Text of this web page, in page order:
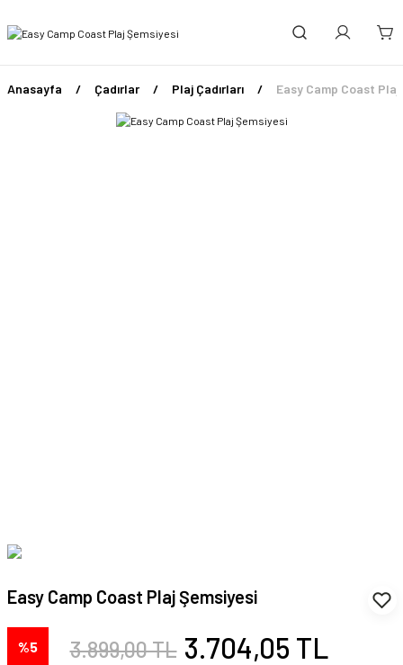
Anasayfa Çadırlar Plaj Çadırları Easy Camp Coast Plaj
Easy Camp Coast Plaj Şemsiyesi
%5 3.899,00 TL 3.704,05 TL